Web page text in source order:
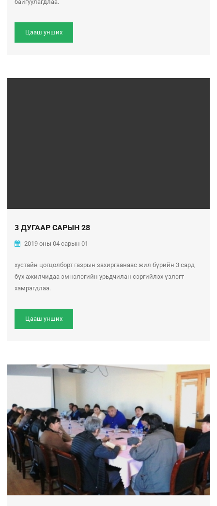
байгуулагдлаа.
Цааш унших
3 ДУГААР САРЫН 28
2019 оны 04 сарын 01
хустайн цогцолборт газрын захиргаанаас жил бүрийн 3 сард
бүх ажилчидаа эмнэлэгийн урьдчилан сэргийлэх үзлэгт
хамрагдлаа.
Цааш унших